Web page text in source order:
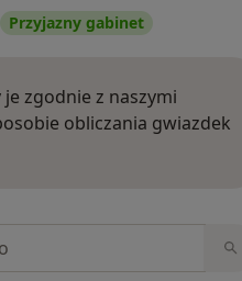
Przyjazny gabinet
zgodnie z naszymi
obliczania gwiazdek